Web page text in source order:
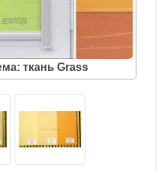
ткань Grass